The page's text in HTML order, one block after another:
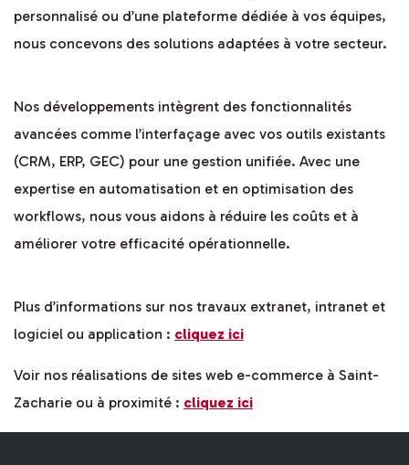
personnalisé ou d’une plateforme dédiée à vos équipes,
nous concevons des solutions adaptées à votre secteur.
Nos développements intègrent des fonctionnalités
avancées comme l’interfaçage avec vos outils existants
(CRM, ERP, GEC) pour une gestion unifiée. Avec une
expertise en automatisation et en optimisation des
workflows, nous vous aidons à réduire les coûts et à
améliorer votre efficacité opérationnelle.
Plus d’informations sur nos travaux extranet, intranet et
logiciel ou application : cliquez ici
Voir nos réalisations de sites web e-commerce à Saint-
Zacharie ou à proximité : cliquez ici